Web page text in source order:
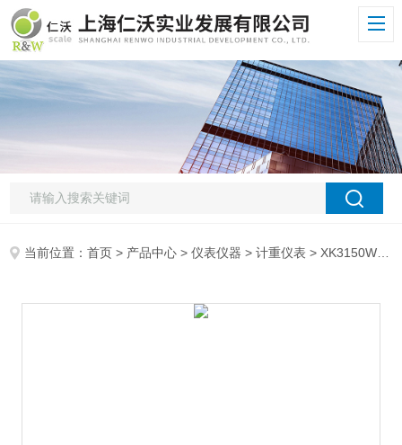
当前位置：首页 > 产品中心 >仪表仪器 >计重仪表 > XK3150W英展XK3150W仪表 可上下限报警仪表 上海规距称重仪表